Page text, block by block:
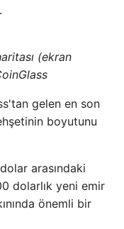
(ekran
gelen en son
boyutunu
arasındaki
dolarlık yeni emir
önemli bir